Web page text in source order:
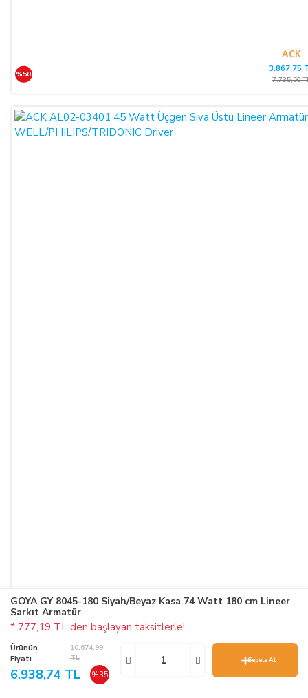
GOYA GY 8045-180 Siyah/Beyaz Kasa 74 Watt 180 cm Lineer
Sarkıt Armatür
* 777,19 TL den başlayan taksitlerle!
Ürünün
Fiyatı
10.674,99
TL
6.938,74 TL %35
Sepete At
ACK
%50
3.867,75
7.735,50